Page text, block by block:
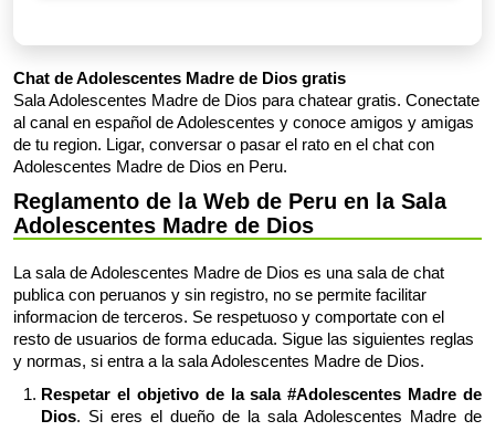
Chat de Adolescentes Madre de Dios gratis
Sala Adolescentes Madre de Dios para chatear gratis. Conectate
al canal en español de Adolescentes y conoce amigos y amigas
de tu region. Ligar, conversar o pasar el rato en el chat con
Adolescentes Madre de Dios en Peru.
Reglamento de la Web de Peru en la Sala
Adolescentes Madre de Dios
La sala de Adolescentes Madre de Dios es una sala de chat
publica con peruanos y sin registro, no se permite facilitar
informacion de terceros. Se respetuoso y comportate con el
resto de usuarios de forma educada. Sigue las siguientes reglas
y normas, si entra a la sala Adolescentes Madre de Dios.
Respetar el objetivo de la sala #Adolescentes Madre de
Dios. Si eres el dueño de la sala Adolescentes Madre de